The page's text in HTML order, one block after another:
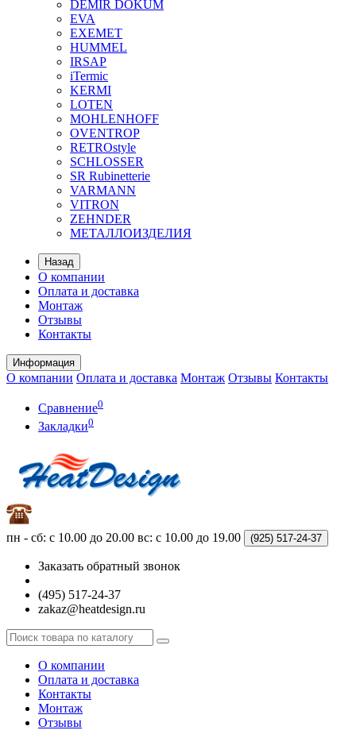
DEMIR DOKUM
EVA
EXEMET
HUMMEL
IRSAP
iTermic
KERMI
LOTEN
MOHLENHOFF
OVENTROP
RETROstyle
SCHLOSSER
SR Rubinetterie
VARMANN
VITRON
ZEHNDER
МЕТАЛЛОИЗДЕЛИЯ
Назад
О компании
Оплата и доставка
Монтаж
Отзывы
Контакты
Информация
О компании Оплата и доставка Монтаж Отзывы Контакты
Сравнение0
Закладки0
пн - сб: с 10.00 до 20.00 вс: с 10.00 до 19.00 (925) 517-24-37
Заказать обратный звонок
(495) 517-24-37
zakaz@heatdesign.ru
О компании
Оплата и доставка
Контакты
Монтаж
Отзывы